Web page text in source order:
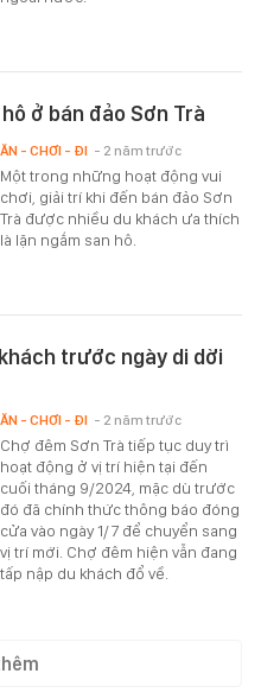
ở bán đảo Sơn Trà
Một trong những hoạt động vui
chơi, giải trí khi đến bán đảo Sơn
Trà được nhiều du khách ưa thích
là lặn ngắm san hô.
ĂN - CHƠI - ĐI - 2 năm trước
trước ngày di dời
Chợ đêm Sơn Trà tiếp tục duy trì
hoạt động ở vị trí hiện tại đến
cuối tháng 9/2024, mặc dù trước
đó đã chính thức thông báo đóng
cửa vào ngày 1/7 để chuyển sang
vị trí mới. Chợ đêm hiện vẫn đang
tấp nập du khách đổ về.
ĂN - CHƠI - ĐI - 2 năm trước